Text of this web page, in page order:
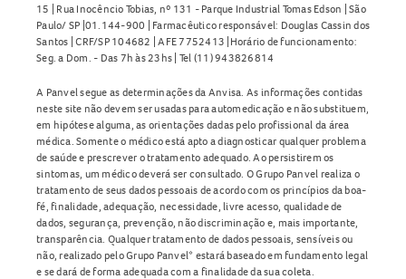
15 | Rua Inocêncio Tobias, nº 131 - Parque Industrial Tomas Edson | São
Paulo/ SP |01.144-900 | Farmacêutico responsável: Douglas Cassin dos
Santos | CRF/SP 104682 | AFE 7752413 |Horário de funcionamento:
Seg. a Dom. - Das 7h às 23hs | Tel (11) 943826814
A Panvel segue as determinações da Anvisa. As informações contidas
neste site não devem ser usadas para automedicação e não substituem,
em hipótese alguma, as orientações dadas pelo profissional da área
médica. Somente o médico está apto a diagnosticar qualquer problema
de saúde e prescrever o tratamento adequado. Ao persistirem os
sintomas, um médico deverá ser consultado. O Grupo Panvel realiza o
tratamento de seus dados pessoais de acordo com os princípios da boa-
fé, finalidade, adequação, necessidade, livre acesso, qualidade de
dados, segurança, prevenção, não discriminação e, mais importante,
transparência. Qualquer tratamento de dados pessoais, sensíveis ou
não, realizado pelo Grupo Panvel* estará baseado em fundamento legal
e se dará de forma adequada com a finalidade da sua coleta.